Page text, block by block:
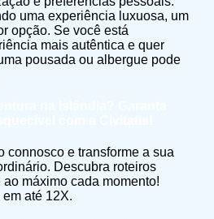
uma experiência luxuosa, um
opção. Se você está
mais autêntica e quer
pousada ou albergue pode
connosco e transforme a sua
Descubra roteiros
máximo cada momento!
até 12X.